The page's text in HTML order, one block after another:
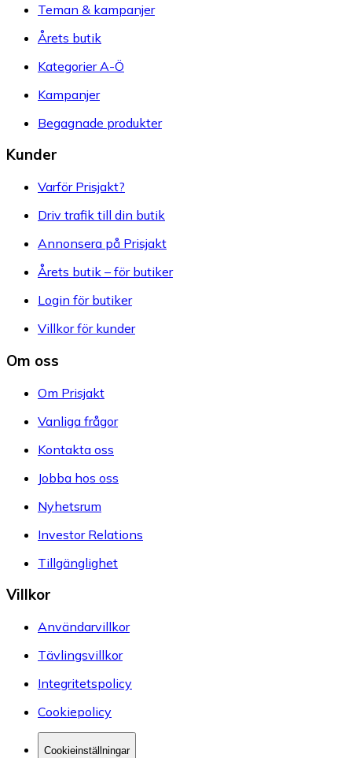
Teman & kampanjer
Årets butik
Kategorier A-Ö
Kampanjer
Begagnade produkter
Kunder
Varför Prisjakt?
Driv trafik till din butik
Annonsera på Prisjakt
Årets butik – för butiker
Login för butiker
Villkor för kunder
Om oss
Om Prisjakt
Vanliga frågor
Kontakta oss
Jobba hos oss
Nyhetsrum
Investor Relations
Tillgänglighet
Villkor
Användarvillkor
Tävlingsvillkor
Integritetspolicy
Cookiepolicy
Cookieinställningar